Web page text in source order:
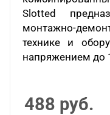
Slotted
монтажно-
технике и
напряжением до
488 руб.